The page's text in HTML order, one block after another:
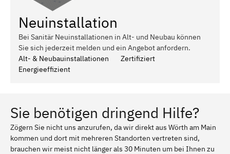
Neuinstallation
Bei Sanitär Neuinstallationen in Alt- und Neubau können
Sie sich jederzeit melden und ein Angebot anfordern.
Alt- & Neubauinstallationen
Zertifiziert
Energieeffizient
Sie benötigen dringend Hilfe?
Zögern Sie nicht uns anzurufen, da wir direkt aus Wörth am Main
kommen und dort mit mehreren Standorten vertreten sind,
brauchen wir meist nicht länger als 30 Minuten um bei Ihnen zu